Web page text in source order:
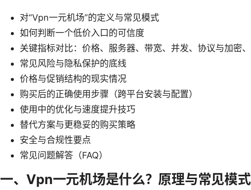
对“Vpn一元机场”的定义与常见模式
如何判断一个低价入口的可信度
关键指标对比：价格、服务器、带宽、并发、协议与加密
常见风险与隐私保护的底线
价格与促销结构的现实情况
购买后的正确使用步骤（跨平台安装与配置）
使用中的优化与速度提升技巧
替代方案与更稳妥的购买策略
安全与合规性要点
常见问题解答（FAQ）
一、Vpn一元机场是什么？原理与常见模式